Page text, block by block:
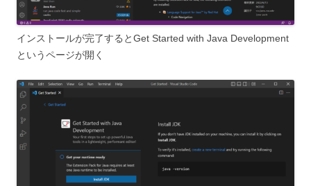
インストールが完了するとGet Started with Java Development
というページが開く